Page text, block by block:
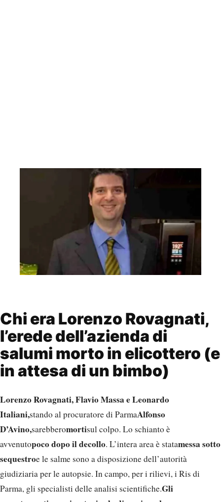
Chi era Lorenzo Rovagnati,
l’erede dell’azienda di
salumi morto in elicottero (e
in attesa di un bimbo)
Lorenzo Rovagnati, Flavio Massa e Leonardo
Italiani,stando al procuratore di ParmaAlfonso
D’Avino,sarebberomortisul colpo. Lo schianto è
avvenutopoco dopo il decollo. L’intera area è statamessa sotto
sequestroe le salme sono a disposizione dell’autorità
giudiziaria per le autopsie. In campo, per i rilievi, i Ris di
Parma, gli specialisti delle analisi scientifiche.Gli